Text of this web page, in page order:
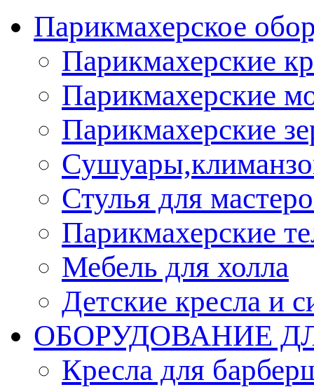
Парикмахерское
Парикмахерские
Парикмахерские
Парикмахерские
Стулья для
Парикмахерские
Мебель для холла
Детские кресла и
ОБОРУДОВАНИЕ
Кресла для